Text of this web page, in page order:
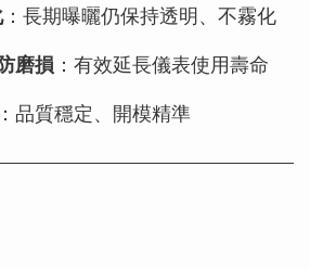
：長期曝曬仍保持透明、不霧化
磨損 ：有效延長儀表使用壽命
：品質穩定、開模精準